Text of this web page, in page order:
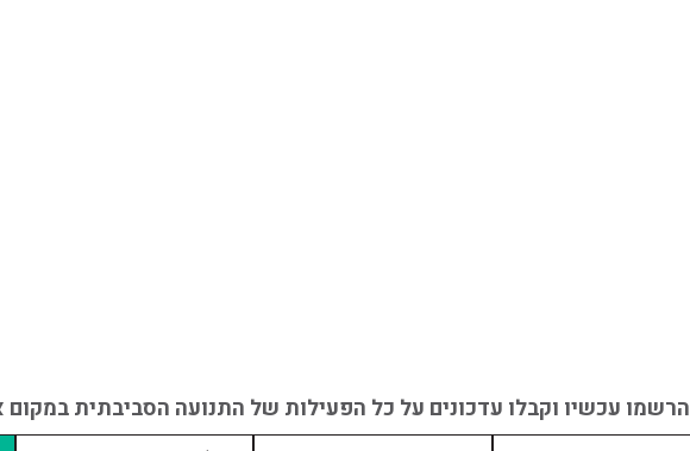
הרשמו עכשיו וקבלו עדכונים על כל הפעילות של התנועה הסביבתית במקום